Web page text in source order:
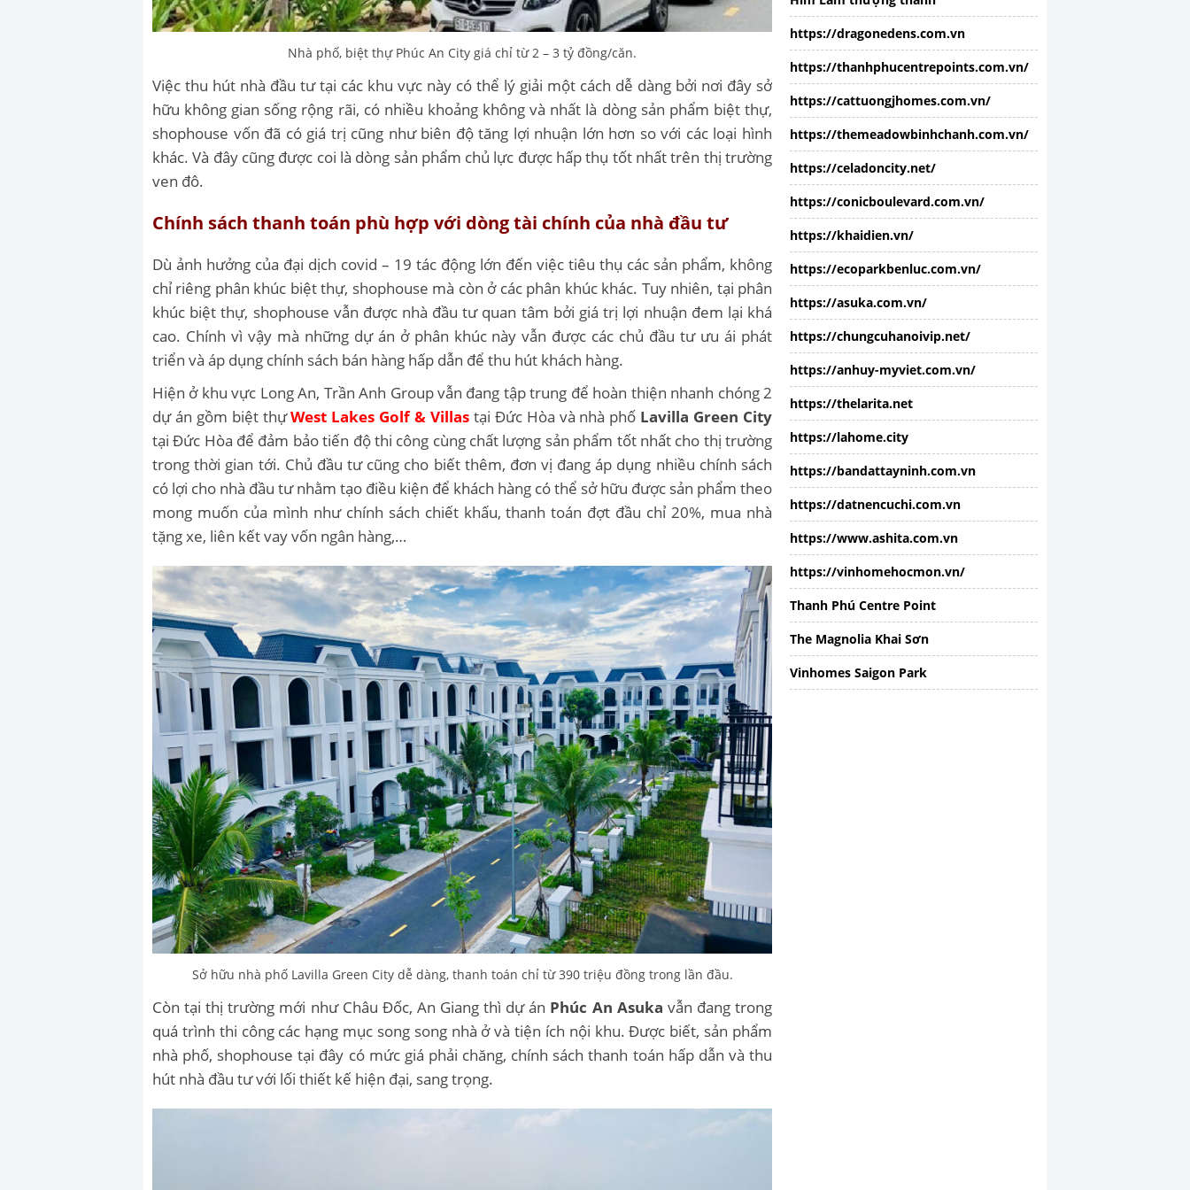
Nhà phố, biệt thự Phúc An City giá chỉ từ 2 – 3 tỷ đồng/căn.
Việc thu hút nhà đầu tư tại các khu vực này có thể lý giải một cách dễ dàng bởi nơi đây sở
hữu không gian sống rộng rãi, có nhiều khoảng không và nhất là dòng sản phẩm biệt thự,
shophouse vốn đã có giá trị cũng như biên độ tăng lợi nhuận lớn hơn so với các loại hình
khác. Và đây cũng được coi là dòng sản phẩm chủ lực được hấp thụ tốt nhất trên thị trường
ven đô.
Chính sách thanh toán phù hợp với dòng tài chính của nhà đầu tư
Dù ảnh hưởng của đại dịch covid – 19 tác động lớn đến việc tiêu thụ các sản phẩm, không
chỉ riêng phân khúc biệt thự, shophouse mà còn ở các phân khúc khác. Tuy nhiên, tại phân
khúc biệt thự, shophouse vẫn được nhà đầu tư quan tâm bởi giá trị lợi nhuận đem lại khá
cao. Chính vì vậy mà những dự án ở phân khúc này vẫn được các chủ đầu tư ưu ái phát
triển và áp dụng chính sách bán hàng hấp dẫn để thu hút khách hàng.
Hiện ở khu vực Long An, Trần Anh Group vẫn đang tập trung để hoàn thiện nhanh chóng 2
dự án gồm biệt thựWest Lakes Golf & Villas tại Đức Hòa và nhà phố Lavilla Green City
tại Đức Hòa để đảm bảo tiến độ thi công cùng chất lượng sản phẩm tốt nhất cho thị trường
trong thời gian tới. Chủ đầu tư cũng cho biết thêm, đơn vị đang áp dụng nhiều chính sách
có lợi cho nhà đầu tư nhằm tạo điều kiện để khách hàng có thể sở hữu được sản phẩm theo
mong muốn của mình như chính sách chiết khấu, thanh toán đợt đầu chỉ 20%, mua nhà
tặng xe, liên kết vay vốn ngân hàng,…
Sở hữu nhà phố Lavilla Green City dễ dàng, thanh toán chỉ từ 390 triệu đồng trong lần đầu.
Còn tại thị trường mới như Châu Đốc, An Giang thì dự án Phúc An Asuka vẫn đang trong
quá trình thi công các hạng mục song song nhà ở và tiện ích nội khu. Được biết, sản phẩm
nhà phố, shophouse tại đây có mức giá phải chăng, chính sách thanh toán hấp dẫn và thu
hút nhà đầu tư với lối thiết kế hiện đại, sang trọng.
https://dragonedens.com.vn
https://thanhphucentrepoints.com.vn/
https://cattuongjhomes.com.vn/
https://themeadowbinhchanh.com.vn/
https://celadoncity.net/
https://conicboulevard.com.vn/
https://khaidien.vn/
https://ecoparkbenluc.com.vn/
https://asuka.com.vn/
https://chungcuhanoivip.net/
https://anhuy-myviet.com.vn/
https://thelarita.net
https://lahome.city
https://bandattayninh.com.vn
https://datnencuchi.com.vn
https://www.ashita.com.vn
https://vinhomehocmon.vn/
Thanh Phú Centre Point
The Magnolia Khai Sơn
Vinhomes Saigon Park